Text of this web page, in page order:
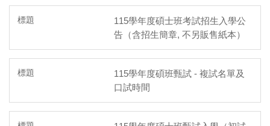
115學年度碩士班考試招生入學公
告（含招生簡章, 不另販售紙本）
115學年度碩班甄試 - 複試名單及
口試時間